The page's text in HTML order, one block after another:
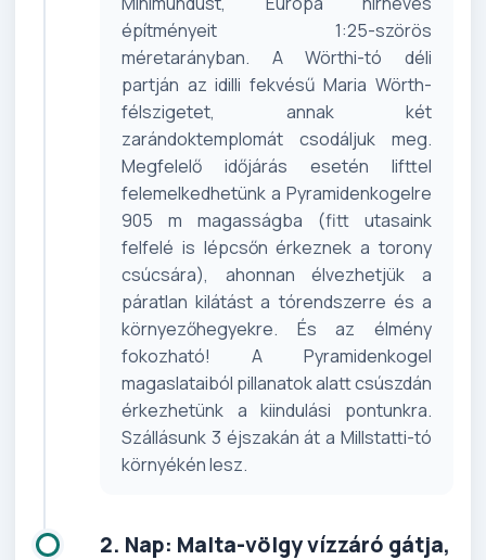
építményeit 1:25-szörös
méretarányban. A Wörthi-tó déli
partján az idilli fekvésű Maria Wörth-
félszigetet, annak két
zarándoktemplomát csodáljuk meg.
Megfelelő időjárás esetén lifttel
felemelkedhetünk a Pyramidenkogelre
905 m magasságba (fitt utasaink
felfelé is lépcsőn érkeznek a torony
csúcsára), ahonnan élvezhetjük a
páratlan kilátást a tórendszerre és a
környezőhegyekre. És az élmény
fokozható! A Pyramidenkogel
magaslataiból pillanatok alatt csúszdán
érkezhetünk a kiindulási pontunkra.
Szállásunk 3 éjszakán át a Millstatti-tó
környékén lesz.
2. Nap: Malta-völgy vízzáró gátja,